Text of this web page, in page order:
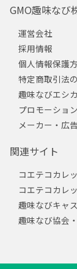
GMO趣味なび
運営会社
採用情報
個人情報保護
特定商取引法
趣味なびエシ
プロモーショ
メーカー・広
関連サイト
コエテコカレ
コエテコカレ
趣味なびキャ
趣味なび協会